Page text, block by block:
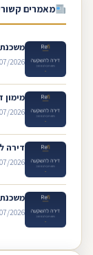
מאמרים
2026
2026
דירה
2026
2026